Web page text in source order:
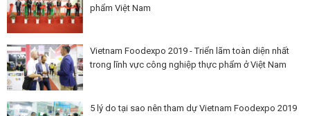
phẩm Việt Nam
Vietnam Foodexpo 2019 - Triển lãm toàn diện nhất
trong lĩnh vực công nghiệp thực phẩm ở Việt Nam
5 lý do tại sao nên tham dự Vietnam Foodexpo 2019